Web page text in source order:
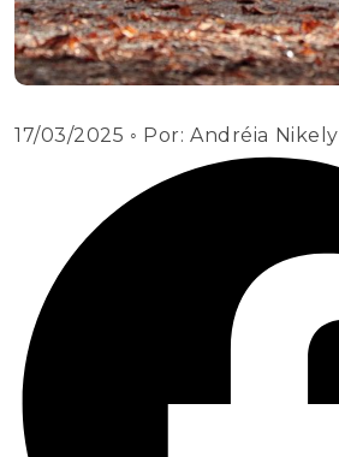
17/03/2025 ◦ Por:Andréia Nikely